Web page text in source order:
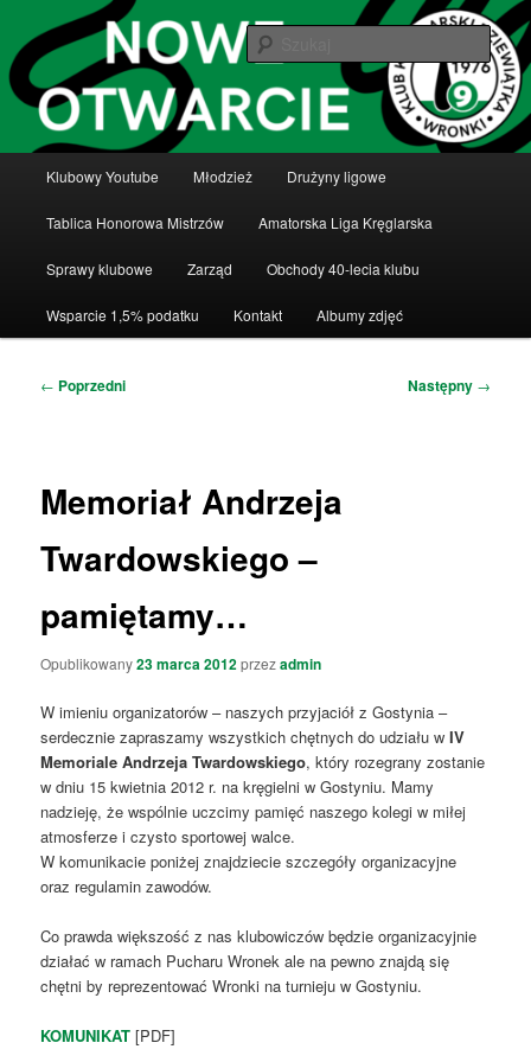
tekstu
Klub Kręglarski Dziewiątka Wronki
Klub Kręglarski Dziewiątka Wronki
Klubowy Youtube Młodzież Drużyny ligowe
Tablica Honorowa Mistrzów Amatorska Liga Kręglarska
Sprawy klubowe Zarząd Obchody 40-lecia klubu
Wsparcie 1,5% podatku Kontakt Albumy zdjęć
Nawigacja
← Poprzedni Następny →
Memoriał Andrzeja
Twardowskiego –
pamiętamy…
Opublikowany23 marca 2012przezadmin
W imieniu organizatorów – naszych przyjaciół z Gostynia –
serdecznie zapraszamy wszystkich chętnych do udziału wIV
Memoriale Andrzeja Twardowskiego, który rozegrany zostanie
w dniu 15 kwietnia 2012 r. na kręgielni w Gostyniu. Mamy
nadzieję, że wspólnie uczcimy pamięć naszego kolegi w miłej
atmosferze i czysto sportowej walce.
W komunikacie poniżej znajdziecie szczegóły organizacyjne
oraz regulamin zawodów.
Co prawda większość z nas klubowiczów będzie organizacyjnie
działać w ramach Pucharu Wronek ale na pewno znajdą się
chętni by reprezentować Wronki na turnieju w Gostyniu.
KOMUNIKAT [PDF]